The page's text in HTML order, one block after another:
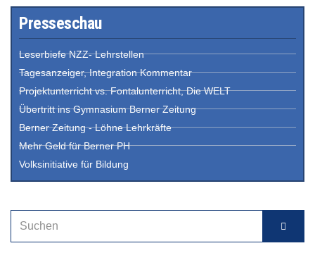
Presseschau
Leserbiefe NZZ- Lehrstellen
Tagesanzeiger, Integration Kommentar
Projektunterricht vs. Fontalunterricht, Die WELT
Übertritt ins Gymnasium Berner Zeitung
Berner Zeitung - Löhne Lehrkräfte
Mehr Geld für Berner PH
Volksinitiative für Bildung